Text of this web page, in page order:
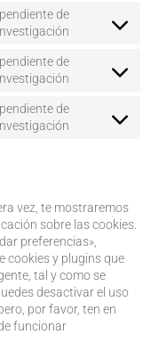
active-
de
Consent
service
youtube
de
Consent
service
whatsapp
de
Consent
vez, te mostraremos
sobre las cookies.
preferencias»,
cookies y plugins que
tal y como se
desactivar el uso
por favor, ten en
funcionar